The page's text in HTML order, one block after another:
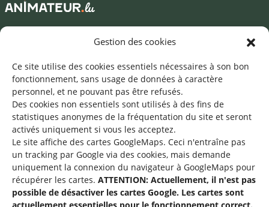
Gestion des cookies
Ce site utilise des cookies essentiels nécessaires à son bon
fonctionnement, sans usage de données à caractère
personnel, et ne pouvant pas être refusés.
Des cookies non essentiels sont utilisés à des fins de
statistiques anonymes de la fréquentation du site et seront
activés uniquement si vous les acceptez.
Le site affiche des cartes GoogleMaps. Ceci n'entraîne pas
un tracking par Google via des cookies, mais demande
uniquement la connexion du navigateur à GoogleMaps pour
récupérer les cartes. ATTENTION: Actuellement, il n'est pas
possible de désactiver les cartes Google. Les cartes sont
Mentions légales
Une offre du
Service national de la jeunesse